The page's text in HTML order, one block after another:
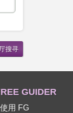
GUIDER
用 FG